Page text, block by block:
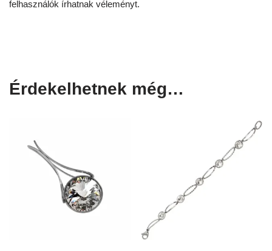
felhasználók írhatnak véleményt.
Érdekelhetnek még…